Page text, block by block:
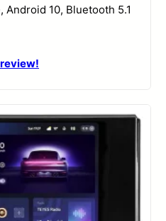
10, Bluetooth 5.1